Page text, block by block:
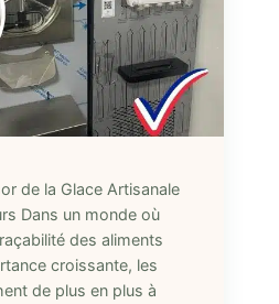
de la Glace Artisanale
Dans un monde où
des aliments
croissante, les
de plus en plus à